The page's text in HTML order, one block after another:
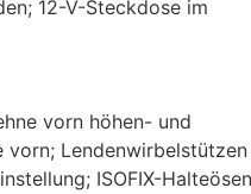
12-V-Steckdose im
vorn höhen- und
Lendenwirbelstützen
ISOFIX-Halteösen